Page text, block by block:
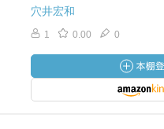
穴井宏和
1 0.00 0